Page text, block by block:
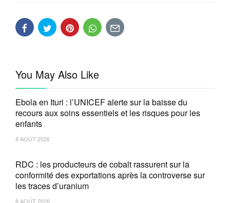
You May Also Like
Ebola en Ituri : l’UNICEF alerte sur la baisse du
recours aux soins essentiels et les risques pour les
enfants
8 AOÛT 2026
RDC : les producteurs de cobalt rassurent sur la
conformité des exportations après la controverse sur
les traces d’uranium
8 AOÛT 2026